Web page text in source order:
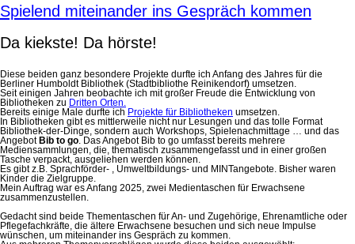
Spielend miteinander ins Gespräch kommen
Da kiekste! Da hörste!
Diese beiden ganz besondere Projekte durfte ich Anfang des Jahres für die
Berliner Humboldt Bibliothek (Stadtbibliothe Reinikendorf) umsetzen.
Seit einigen Jahren beobachte ich mit großer Freude die Entwicklung von
Bibliotheken zu Dritten Orten.
Bereits einige Male durfte ich Projekte für Bibliotheken umsetzen.
In Bibliotheken gibt es mittlerweile nicht nur Lesungen und das tolle Format
Bibliothek-der-Dinge, sondern auch Workshops, Spielenachmittage … und das
Angebot Bib to go. Das Angebot Bib to go umfasst bereits mehrere
Mediensammlungen, die, thematisch zusammengefasst und in einer großen
Tasche verpackt, ausgeliehen werden können.
Es gibt z.B. Sprachförder- , Umweltbildungs- und MINTangebote. Bisher waren
Kinder die Zielgruppe.
Mein Auftrag war es Anfang 2025, zwei Medientaschen für Erwachsene
zusammenzustellen.
Gedacht sind beide Thementaschen für An- und Zugehörige, Ehrenamtliche oder
Pflegefachkräfte, die ältere Erwachsene besuchen und sich neue Impulse
wünschen, um miteinander ins Gespräch zu kommen.